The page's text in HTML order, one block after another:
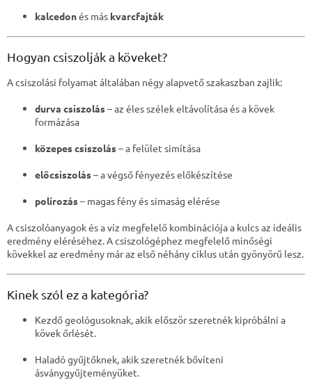
kalcedonés más kvarcfajták
Hogyan csiszolják a köveket?
A csiszolási folyamat általában négy alapvető szakaszban zajlik:
durva csiszolás– az éles szélek eltávolítása és a kövek
formázása
közepes csiszolás– a felület simítása
előcsiszolás– a végső fényezés előkészítése
polírozás– magas fény és simaság elérése
A csiszolóanyagok és a víz megfelelő kombinációja a kulcs az ideális
eredmény eléréséhez. A csiszológéphez megfelelő minőségi
kövekkel az eredmény már az első néhány ciklus után gyönyörű lesz.
Kinek szól ez a kategória?
Kezdő geológusoknak, akik először szeretnék kipróbálni a
kövek őrlését.
Haladó gyűjtőknek, akik szeretnék bővíteni
ásványgyűjteményüket.